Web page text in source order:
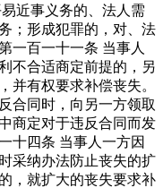
近事义务的、法人需
；形成犯罪的，对、法
一百一十一条 当事人
不合适商定前提的，另
并有权要求补偿丧失。
合同时，向另一方领取
商定对于违反合同而发
十四条 当事人一方因
采纳办法防止丧失的扩
，就扩大的丧失要求补